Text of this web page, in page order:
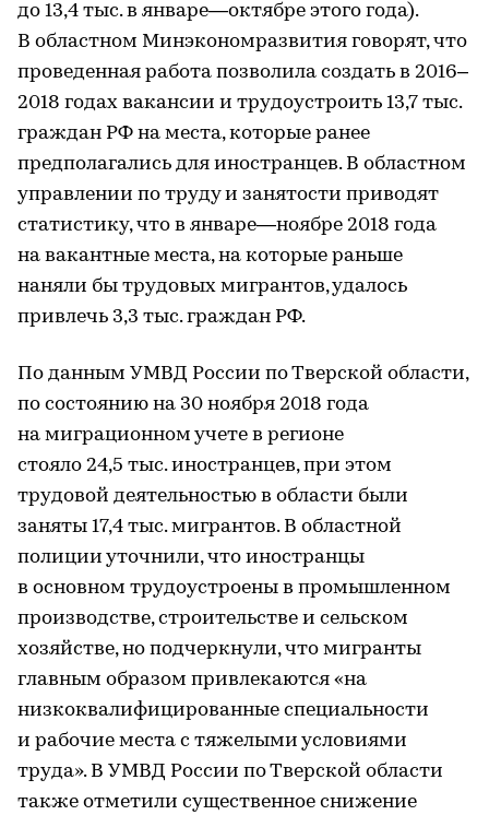
до 13,4 тыс. в январе—октябре этого года).
В областном Минэкономразвития говорят, что
проведенная работа позволила создать в 2016–
2018 годах вакансии и трудоустроить 13,7 тыс.
граждан РФ на места, которые ранее
предполагались для иностранцев. В областном
управлении по труду и занятости приводят
статистику, что в январе—ноябре 2018 года
на вакантные места, на которые раньше
наняли бы трудовых мигрантов, удалось
привлечь 3,3 тыс. граждан РФ.
По данным УМВД России по Тверской области,
по состоянию на 30 ноября 2018 года
на миграционном учете в регионе
стояло 24,5 тыс. иностранцев, при этом
трудовой деятельностью в области были
заняты 17,4 тыс. мигрантов. В областной
полиции уточнили, что иностранцы
в основном трудоустроены в промышленном
производстве, строительстве и сельском
хозяйстве, но подчеркнули, что мигранты
главным образом привлекаются «на
низкоквалифицированные специальности
и рабочие места с тяжелыми условиями
труда». В УМВД России по Тверской области
также отметили существенное снижение